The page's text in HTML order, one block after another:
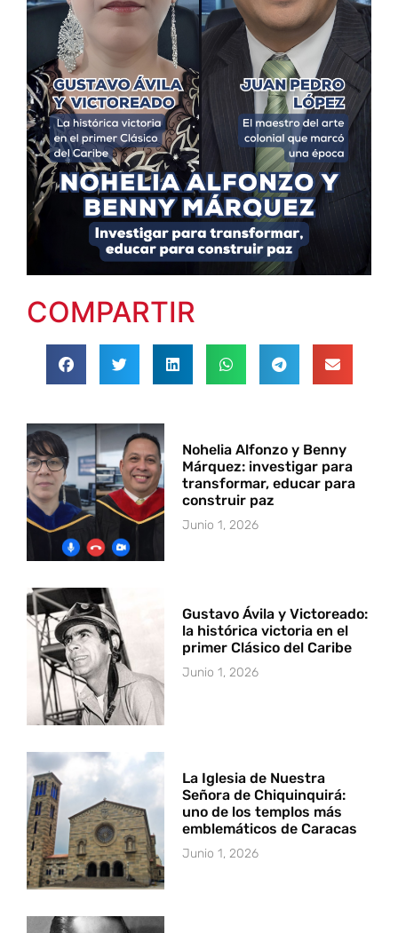
COMPARTIR
Nohelia Alfonzo y Benny
Márquez: investigar para
transformar, educar para
construir paz
Junio 1, 2026
Gustavo Ávila y Victoreado:
la histórica victoria en el
primer Clásico del Caribe
Junio 1, 2026
La Iglesia de Nuestra
Señora de Chiquinquirá:
uno de los templos más
emblemáticos de Caracas
Junio 1, 2026